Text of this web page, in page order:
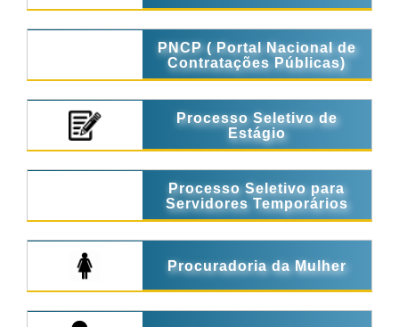
PNCP ( Portal Nacional de
Contratações Públicas)
Processo Seletivo de
Estágio
Processo Seletivo para
Servidores Temporários
Procuradoria da Mulher